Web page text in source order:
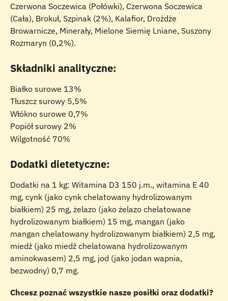
Czerwona Soczewica (Połówki), Czerwona Soczewica
(Cała), Brokuł, Szpinak (2%), Kalafior, Drożdże
Browarnicze, Minerały, Mielone Siemię Lniane, Suszony
Rozmaryn (0,2%).
Składniki analityczne:
Białko surowe 13%
Tłuszcz surowy 5,5%
Włókno surowe 0,7%
Popiół surowy 2%
Wilgotność 70%
Dodatki dietetyczne:
Dodatki na 1 kg: Witamina D3 150 j.m., witamina E 40
mg, cynk (jako cynk chelatowany hydrolizowanym
białkiem) 25 mg, żelazo (jako żelazo chelatowane
hydrolizowanym białkiem) 15 mg, mangan (jako
mangan chelatowany hydrolizowanym białkiem) 2,5 mg,
miedź (jako miedź chelatowana hydrolizowanym
aminokwasem) 2,5 mg, jod (jako jodan wapnia,
bezwodny) 0,7 mg.
Chcesz poznać wszystkie nasze posiłki oraz dodatki?